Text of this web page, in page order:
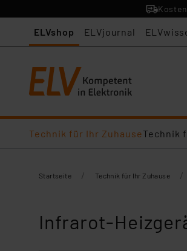
ELVshop ELVjournal
Technik für Ihr ZuhauseTechnik
Startseite / Technik für Ihr Zuhause /
Infrarot-